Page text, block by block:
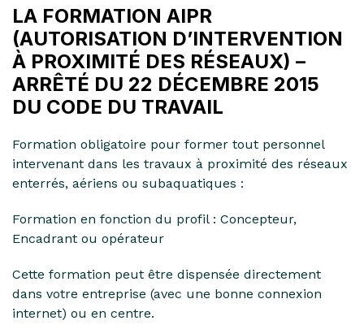
LA FORMATION AIPR
(AUTORISATION D’INTERVENTION
À PROXIMITÉ DES RÉSEAUX) –
ARRÊTÉ DU 22 DÉCEMBRE 2015
DU CODE DU TRAVAIL
Formation obligatoire pour former tout personnel
intervenant dans les travaux à proximité des réseaux
enterrés, aériens ou subaquatiques :
Formation en fonction du profil : Concepteur,
Encadrant ou opérateur
Cette formation peut être dispensée directement
dans votre entreprise (avec une bonne connexion
internet) ou en centre.